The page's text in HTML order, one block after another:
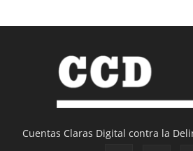
Cuentas Claras Digital contra la